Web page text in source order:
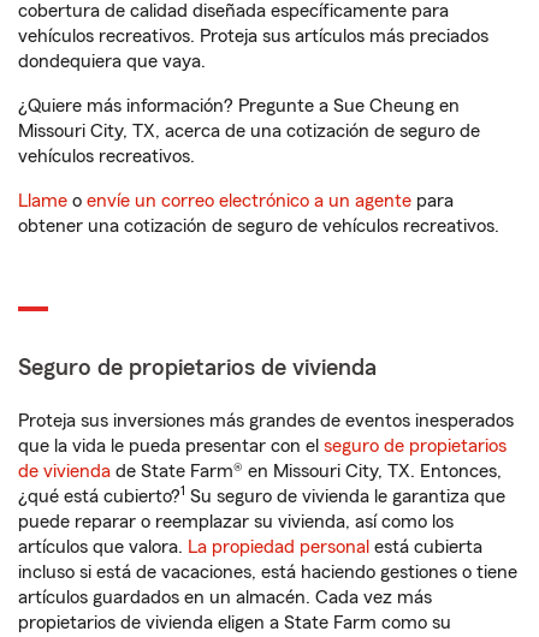
cobertura de calidad diseñada específicamente para
vehículos recreativos. Proteja sus artículos más preciados
dondequiera que vaya.
¿Quiere más información? Pregunte a Sue Cheung en
Missouri City, TX, acerca de una cotización de seguro de
vehículos recreativos.
Llame o envíe un correo electrónico a un agente para
obtener una cotización de seguro de vehículos recreativos.
Seguro de propietarios de vivienda
Proteja sus inversiones más grandes de eventos inesperados
que la vida le pueda presentar con el seguro de propietarios
de vivienda de State Farm® en Missouri City, TX. Entonces,
¿qué está cubierto?1 Su seguro de vivienda le garantiza que
puede reparar o reemplazar su vivienda, así como los
artículos que valora. La propiedad personal está cubierta
incluso si está de vacaciones, está haciendo gestiones o tiene
artículos guardados en un almacén. Cada vez más
propietarios de vivienda eligen a State Farm como su